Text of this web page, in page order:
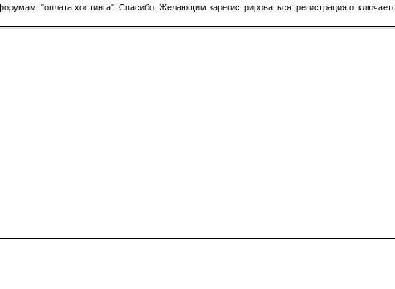
"оплата хостинга". Спасибо. Желающим зарегистрироваться: регистрация